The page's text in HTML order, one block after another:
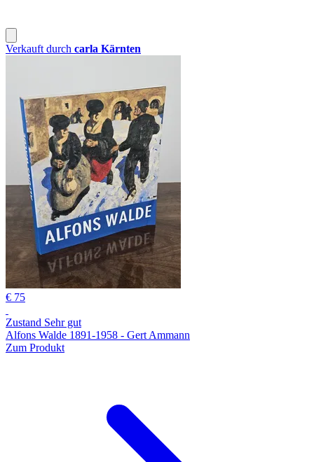
Verkauft durch carla Kärnten
€ 75
Zustand Sehr gut
Alfons Walde 1891-1958 - Gert Ammann
Zum Produkt